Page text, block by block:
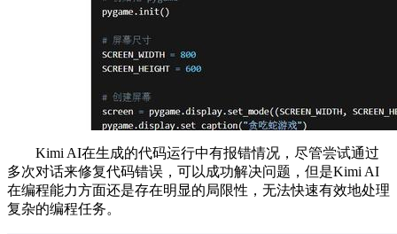
Kimi AI在生成的代码运行中有报错情况，尽管尝试通过
多次对话来修复代码错误，可以成功解决问题，但是Kimi AI
在编程能力方面还是存在明显的局限性，无法快速有效地处理
复杂的编程任务。